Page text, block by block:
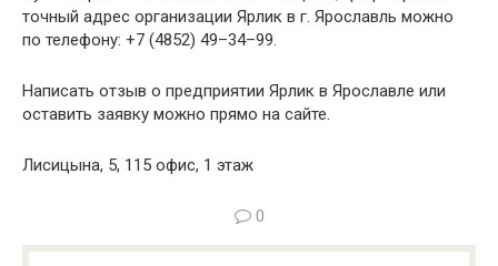
точный адрес организации Ярлик в г. Ярославль можно
по телефону: +7 (4852) 49–34–99.
Написать отзыв о предприятии Ярлик в Ярославле или
оставить заявку можно прямо на сайте.
Лисицына, 5, 115 офис, 1 этаж
0